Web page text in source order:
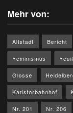
Mehr von:
Altstadt Bericht
Feminismus
Glosse
Karlstorbahnhof
Nr. 201 Nr. 206